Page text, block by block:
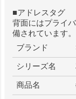
■アドレスタグ
背面にはプライ
備されています。
ブランド
シリーズ名
商品名